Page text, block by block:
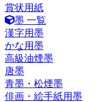
賞状用紙
墨 一覧
漢字用墨
かな用墨
高級油煙墨
唐墨
青墨・松煙墨
俳画・絵手紙用墨